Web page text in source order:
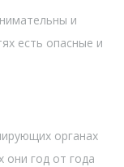
и
есть опасные и
органах
они год от года